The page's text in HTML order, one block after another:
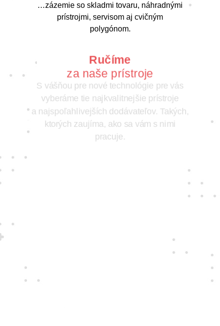
…zázemie so skladmi tovaru, náhradnými
prístrojmi, servisom aj cvičným
polygónom.
Ručíme
za naše prístroje
S vášňou pre nové technológie pre vás
vyberáme tie najkvalitnejšie prístroje
a najspoľahlivejších dodávateľov. Takých,
ktorých zaujíma, ako sa vám s nimi
pracuje.